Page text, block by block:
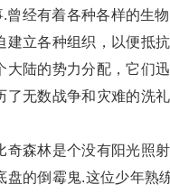
经有着各种各样的生
立各种组织，以便抵
陆的势力分配，它们
无数战争和灾难的洗
森林是个没有阳光照
的倒霉鬼.这位少年熟